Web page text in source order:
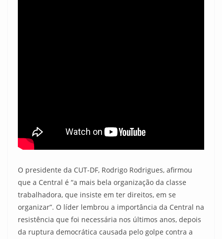
O presidente da CUT-DF, Rodrigo Rodrigues, afirmou
que a Central é “a mais bela organização da classe
trabalhadora, que insiste em ter direitos, em se
organizar”. O líder lembrou a importância da Central na
resistência que foi necessária nos últimos anos, depois
da ruptura democrática causada pelo golpe contra a